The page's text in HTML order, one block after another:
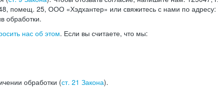
помещ. 25, ООО «Хэдхантер» или свяжитесь с нами по адресу:
обработки.
нас об этом. Если вы считаете, что мы:
обработки (ст. 21 Закона).